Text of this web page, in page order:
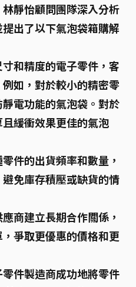
靜怡顧問團隊深入分析
出了以下氣泡袋箱購解
和精度的電子零件，客
如，對於較小的精密零
靜電功能的氣泡袋。對於
緩衝效果更佳的氣泡
件的出貨頻率和數量，
免庫存積壓或缺貨的情
商建立長期合作關係，
爭取更優惠的價格和更
件製造商成功地將零件